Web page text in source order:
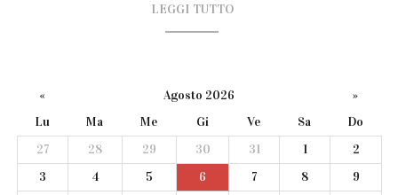
LEGGI TUTTO
« Agosto 2026
»
Lu
Ma Me Gi Ve Sa
Do
27
28 29 30 31 1
2
3
4 5 6 7 8
9